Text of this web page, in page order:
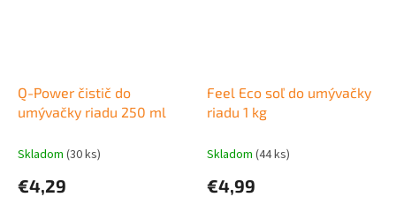
Q-Power čistič do
umývačky riadu 250 ml
Skladom (30 ks)
€4,29
Feel Eco soľ do umývačky
riadu 1 kg
Skladom (44 ks)
€4,99